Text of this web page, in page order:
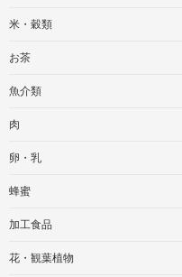
米・穀類
お茶
魚介類
肉
卵・乳
蜂蜜
加工食品
花・観葉植物